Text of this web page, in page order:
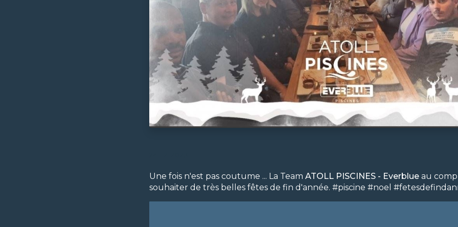
Une fois n'est pas coutume ... La Team ATOLL PISCINES - Everblue au
souhaiter de très belles fêtes de fin d'année. #piscine #noel